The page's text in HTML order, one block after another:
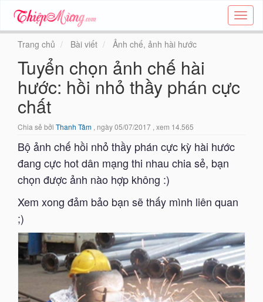
Tạo
thiệp
Trang chủ Bài viết Ảnh chế, ảnh hài hước
Tuyển chọn ảnh chế hài
hước: hồi nhỏ thầy phán cực
chất
Chia sẻ bởi Thanh Tâm , ngày 05/07/2017 , xem 14.565
Bộ ảnh chế hồi nhỏ thầy phán cực kỳ hài hước
đang cực hot dân mạng thi nhau chia sẻ, bạn
chọn được ảnh nào hợp không :)
Xem xong đảm bảo bạn sẽ thấy mình liên quan
;)